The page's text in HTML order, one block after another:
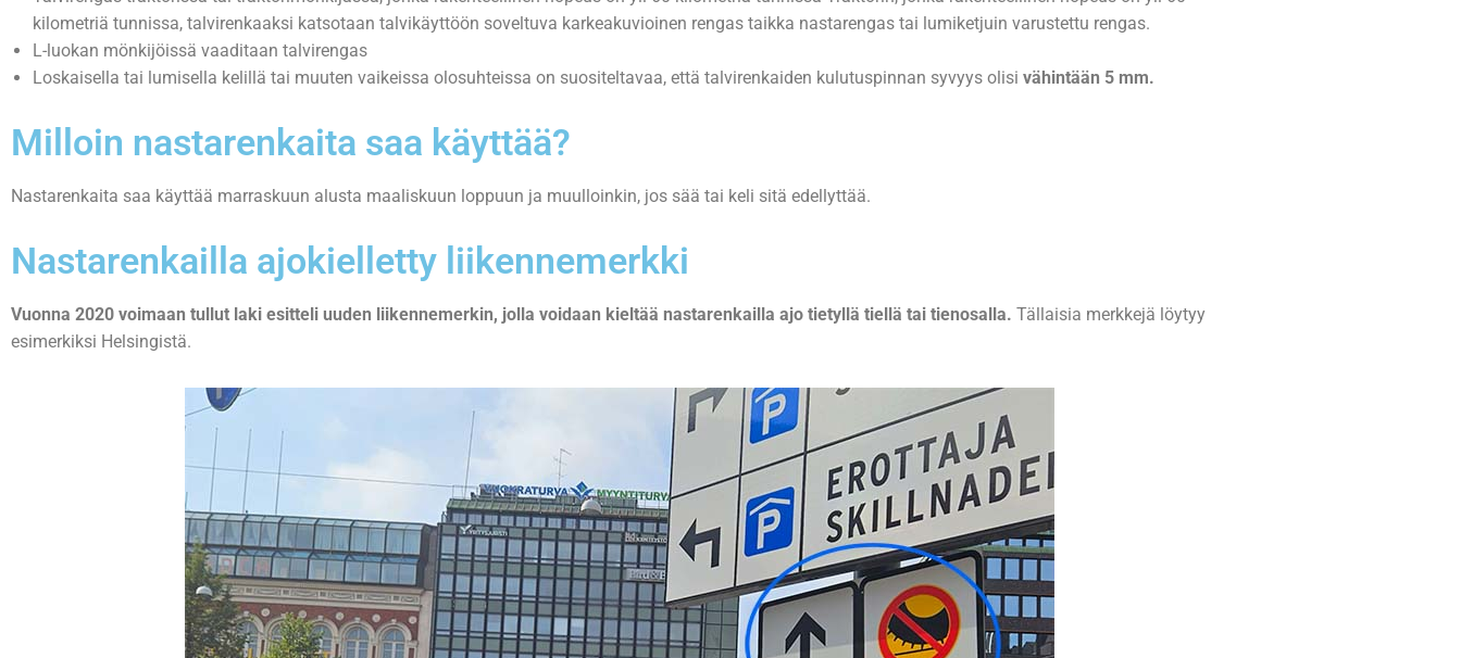
kilometriä tunnissa, talvirenkaaksi katsotaan talvikäyttöön soveltuva karkeakuvioinen rengas taikka nastarengas tai lumiketjuin varustettu rengas.
L-luokan mönkijöissä vaaditaan talvirengas
Loskaisella tai lumisella kelillä tai muuten vaikeissa olosuhteissa on suositeltavaa, että talvirenkaiden kulutuspinnan syvyys olisi vähintään 5 mm.
Milloin nastarenkaita saa käyttää?
Nastarenkaita saa käyttää marraskuun alusta maaliskuun loppuun ja muulloinkin, jos sää tai keli sitä edellyttää.
Nastarenkailla ajokielletty liikennemerkki
Vuonna 2020 voimaan tullut laki esitteli uuden liikennemerkin, jolla voidaan kieltää nastarenkailla ajo tietyllä tiellä tai tienosalla. Tällaisia merkkejä löytyy
esimerkiksi Helsingistä.